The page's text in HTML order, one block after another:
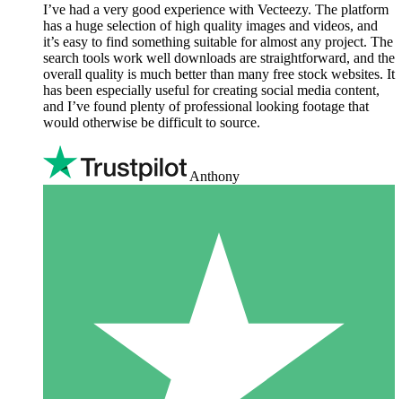
I’ve had a very good experience with Vecteezy. The platform
has a huge selection of high quality images and videos, and
it’s easy to find something suitable for almost any project. The
search tools work well downloads are straightforward, and the
overall quality is much better than many free stock websites. It
has been especially useful for creating social media content,
and I’ve found plenty of professional looking footage that
would otherwise be difficult to source.
Anthony